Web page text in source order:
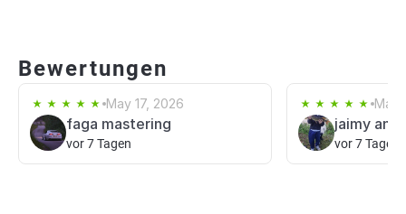
Bewertungen
May 17, 2026
faga mastering
vor 7 Tagen
May
jaimy
vor 7 Tagen